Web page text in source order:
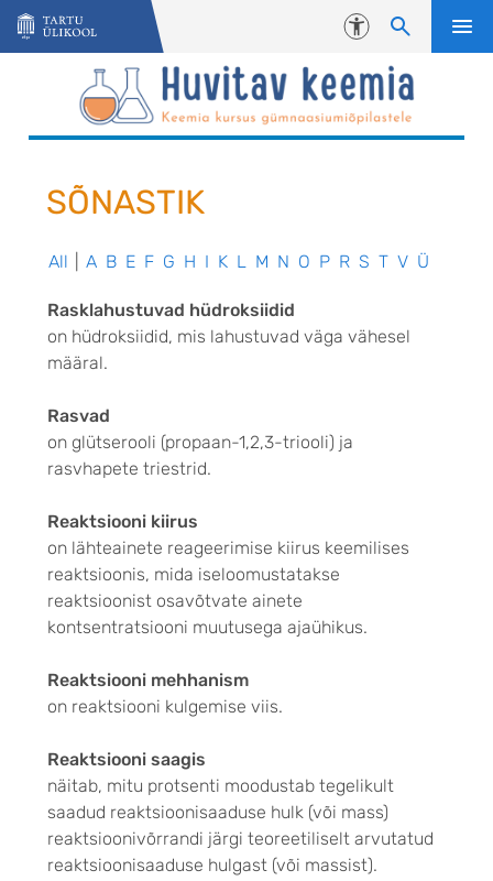
Liigu edasi põhisisu juurde
Juurdepääsetavus
SÕNASTIK
All A B E F G H I K L M N O P R S T V Ü
Rasklahustuvad hüdroksiidid
on hüdroksiidid, mis lahustuvad väga vähesel
määral.
Rasvad
on glütserooli (propaan-1,2,3-triooli) ja
rasvhapete triestrid.
Reaktsiooni kiirus
on lähteainete reageerimise kiirus keemilises
reaktsioonis, mida iseloomustatakse
reaktsioonist osavõtvate ainete
kontsentratsiooni muutusega ajaühikus.
Reaktsiooni mehhanism
on reaktsiooni kulgemise viis.
Reaktsiooni saagis
näitab, mitu protsenti moodustab tegelikult
saadud reaktsioonisaaduse hulk (või mass)
reaktsioonivõrrandi järgi teoreetiliselt arvutatud
reaktsioonisaaduse hulgast (või massist).